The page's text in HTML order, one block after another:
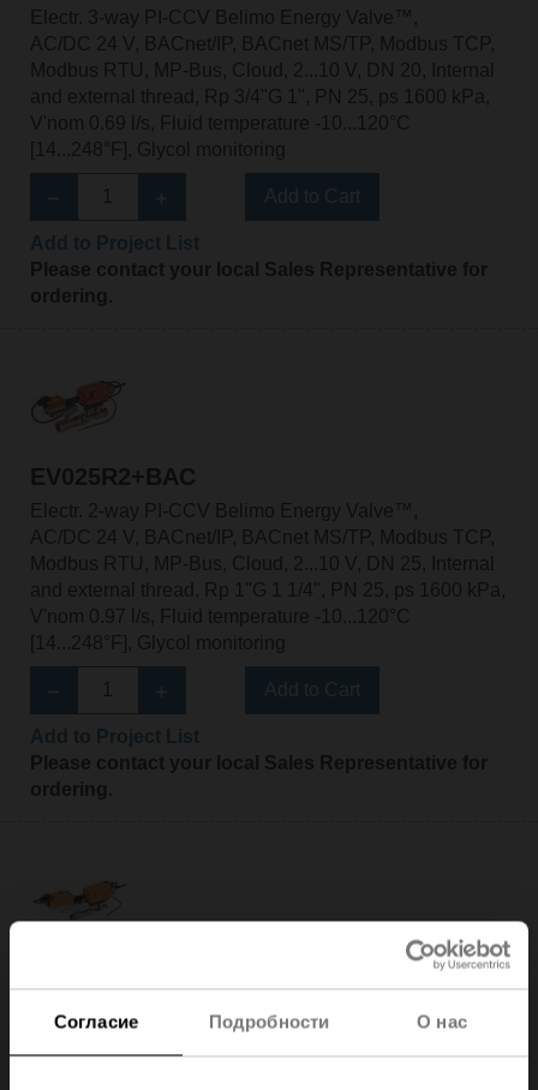
Согласие Подробности О нас
Electr. 3-way PI-CCV Belimo Energy Valve™,
AC/DC 24 V, BACnet/IP, BACnet MS/TP, Modbus TCP,
Modbus RTU, MP-Bus, Cloud, 2...10 V, DN 20, Internal
and external thread, Rp 3/4"G 1", PN 25, ps 1600 kPa,
V'nom 0.69 l/s, Fluid temperature -10...120°C
[14...248°F], Glycol monitoring
Please contact your local Sales Representative for
ordering.
EV025R2+BAC
Electr. 2-way PI-CCV Belimo Energy Valve™,
AC/DC 24 V, BACnet/IP, BACnet MS/TP, Modbus TCP,
Modbus RTU, MP-Bus, Cloud, 2...10 V, DN 25, Internal
and external thread, Rp 1"G 1 1/4", PN 25, ps 1600 kPa,
V'nom 0.97 l/s, Fluid temperature -10...120°C
[14...248°F], Glycol monitoring
Please contact your local Sales Representative for
ordering.
AC/DC 24 V, BACnet/IP, BACnet MS/TP, Modbus TCP,
Modbus RTU, MP-Bus, Cloud, 2...10 V, DN 25, Internal